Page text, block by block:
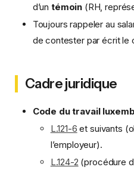
d’un témoin (RH,
Toujours rappeler au
de contester par écrit le
Cadre juridique
Code du travail
L.121-6 et suivants
l’employeur).
L.124-2 (procédure